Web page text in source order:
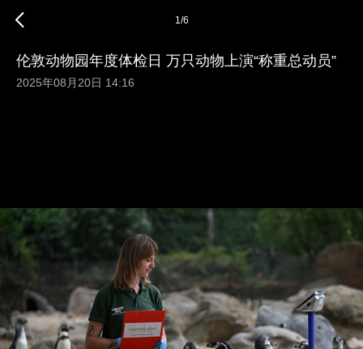
1/6
伦敦动物园年度体检日 万只动物上演“称重总动员”
2025年08月20日 14:16